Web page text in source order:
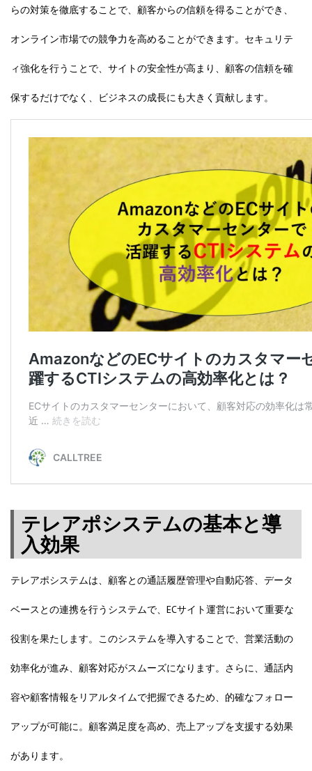
らの対策を徹底することで、顧客からの信頼を得ることができ、
オンライン市場での競争力を高めることができます。セキュリテ
ィ強化を行うことで、サイトの安全性が高まり、顧客の信頼を確
保するだけでなく、ビジネスの成長にも大きく貢献します。
テレアポシステムの基本と導
入効果
テレアポシステムは、顧客との通話履歴管理や自動応答、データ
ベースとの連携を行うシステムで、ECサイト運営において重要な
役割を果たします。このシステムを導入することで、営業活動の
効率化が進み、顧客対応がスムーズになります。さらに、通話内
容や顧客情報をリアルタイムで把握できるため、的確なフォロー
アップが可能に。顧客満足度を高め、売上アップを支援する効果
があります。